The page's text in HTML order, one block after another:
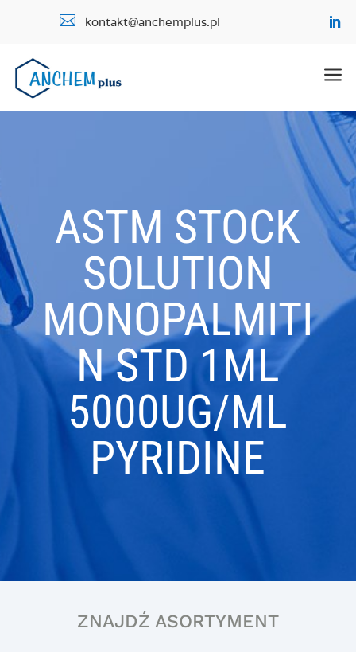
 kontakt@anchemplus.pl
a
ASTM STOCK
SOLUTION
MONOPALMITI
N STD 1ML
5000UG/ML
PYRIDINE
ZNAJDŹ ASORTYMENT